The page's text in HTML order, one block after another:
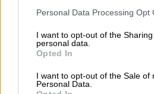
Please note that this website/app
not limited to your visit or usage
grant or deny consent to Google
use your data for below specified
consent section.
Personal Data Processing Opt
I want to opt-out of the
personal data.
Opted In
I want to opt-out of the Sale of
Personal Data.
Το υλικό που έχει
μεταξύ άλλων την